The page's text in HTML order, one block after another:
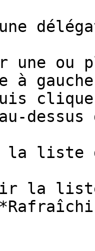
une
à
la liste
la